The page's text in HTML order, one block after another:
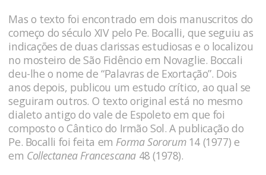
Mas o texto foi encontrado em dois manuscritos do
começo do século XIV pelo Pe. Bocalli, que seguiu as
indicações de duas clarissas estudiosas e o localizou
no mosteiro de São Fidêncio em Novaglie. Boccali
deu-lhe o nome de “Palavras de Exortação”. Dois
anos depois, publicou um estudo crítico, ao qual se
seguiram outros. O texto original está no mesmo
dialeto antigo do vale de Espoleto em que foi
composto o Cântico do Irmão Sol. A publicação do
Pe. Bocalli foi feita em Forma Sororum 14 (1977) e
em Collectanea Francescana 48 (1978).